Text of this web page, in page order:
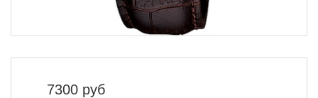
7300 руб